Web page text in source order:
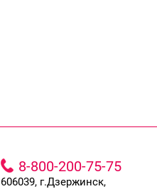
8-800-200-75-75
606039, г.Дзержинск,